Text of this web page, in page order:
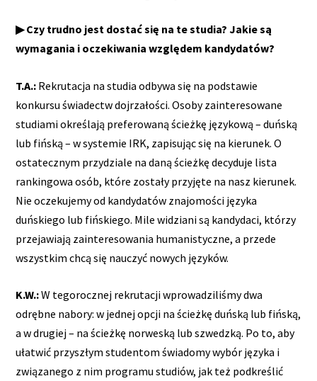
▶ Czy trudno jest dostać się na te studia? Jakie są
wymagania i oczekiwania względem kandydatów?
T.A.: Rekrutacja na studia odbywa się na podstawie
konkursu świadectw dojrzałości. Osoby zainteresowane
studiami określają preferowaną ścieżkę językową – duńską
lub fińską – w systemie IRK, zapisując się na kierunek. O
ostatecznym przydziale na daną ścieżkę decyduje lista
rankingowa osób, które zostały przyjęte na nasz kierunek.
Nie oczekujemy od kandydatów znajomości języka
duńskiego lub fińskiego. Mile widziani są kandydaci, którzy
przejawiają zainteresowania humanistyczne, a przede
wszystkim chcą się nauczyć nowych języków.
K.W.:W tegorocznej rekrutacji wprowadziliśmy dwa
odrębne nabory: w jednej opcji na ścieżkę duńską lub fińską,
a w drugiej – na ścieżkę norweską lub szwedzką. Po to, aby
ułatwić przyszłym studentom świadomy wybór języka i
związanego z nim programu studiów, jak też podkreślić